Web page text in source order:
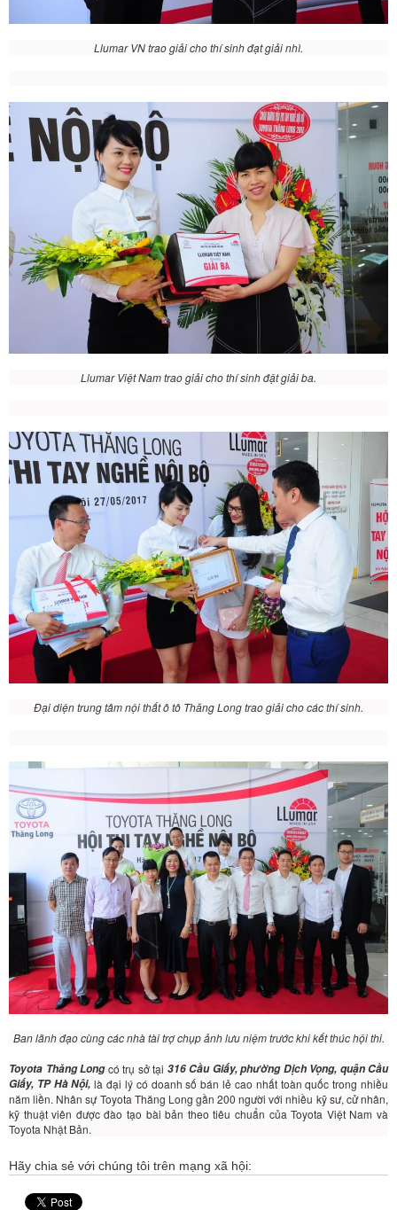
Llumar VN trao giải cho thí sinh đạt giải nhì.
Llumar Việt Nam trao giải cho thí sinh đật giải ba.
Đại diện trung tâm nội thất ô tô Thăng Long trao giải cho các thí sinh.
Ban lãnh đạo cùng các nhà tài trợ chụp ảnh lưu niệm trước khi kết thúc hội thi.
Toyota Thăng Longcó trụ sở tại 316 Cầu Giấy, phường Dịch Vọng, quận Cầu
Giấy, TP Hà Nội, là đại lý có doanh số bán lẻ cao nhất toàn quốc trong nhiều
năm liền. Nhân sự Toyota Thăng Long gần 200 người với nhiều kỹ sư, cử nhân,
kỹ thuật viên được đào tạo bài bản theo tiêu chuẩn của Toyota Việt Nam và
Toyota Nhật Bản.
Hãy chia sẻ với chúng tôi trên mạng xã hội: